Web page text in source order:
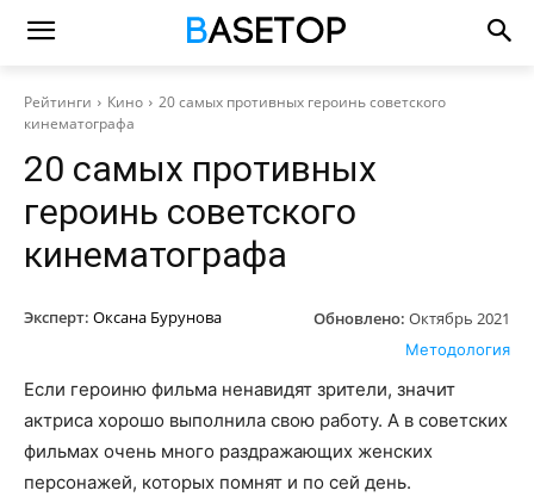
Рейтинги Кино
20 самых противных героинь советского
кинематографа
20 самых противных
героинь советского
кинематографа
Эксперт: Оксана Бурунова Обновлено: Октябрь 2021
Методология
Если героиню фильма ненавидят зрители, значит
актриса хорошо выполнила свою работу. А в советских
фильмах очень много раздражающих женских
персонажей, которых помнят и по сей день.